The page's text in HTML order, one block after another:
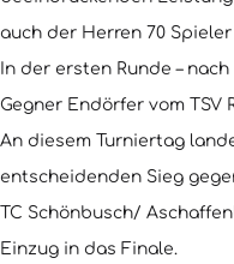
auch der Herren 70
In der ersten Runde –
Gegner Endörfer vom TSV
An diesem Turniertag
entscheidenden Sieg
TC Schönbusch/
Einzug in das Finale.